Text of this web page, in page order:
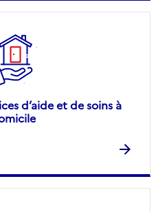
d’aide et de soins à